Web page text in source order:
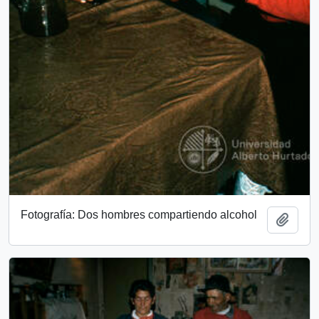
Fotografía: Dos hombres compartiendo alcohol